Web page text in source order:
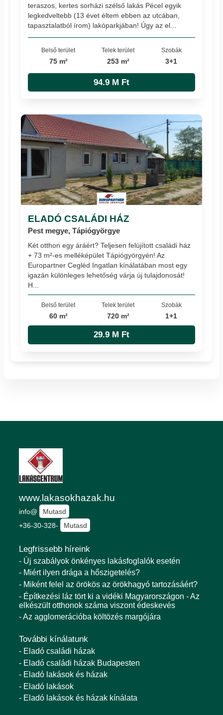
teraszos, kertes sorházi szélső lakás Pécel egyik
legkedveltebb (13 évet éltem ebben az utcában,
tapasztalatból írom) lakóparkjában! Úgy az el...
Belső terület
75 m²
Telek terület
253 m²
Szobák
3+1
94.9 M Ft
ELADÓ CSALÁDI HÁZ
Pest megye, Tápiógyörgye
Két otthon egy áráért? Teljesen felújított családi ház
+ 73 m²-es melléképület Tápiógyörgyén! Az
Europartner Cegléd Ingatlan kínálatában most egy
igazán különleges lehetőség várja új tulajdonosát!
H...
Belső terület
60 m²
Telek terület
720 m²
Szobák
1+1
29.9 M Ft
www.lakasokhazak.hu
info@
Mutasd
+36-30-328-
Mutasd
Legfrissebb híreink
- Új szabályok önkényes lakásfoglalók esetén
- Miért ilyen drága a hőszigetelés?
- Miként felel az örökös az örökhagyó tartozásáért?
- Építkezési láz tört ki a vidéki Magyarországon - Az
elkészült otthonok száma viszont édeskevés
- Az agglomerációba költözés margójára
További kínálatunk
- Eladó családi házak
- Eladó családi házak Budapesten
- Eladó lakások és házak
- Eladó lakások
- Eladó lakások és házak kínálata